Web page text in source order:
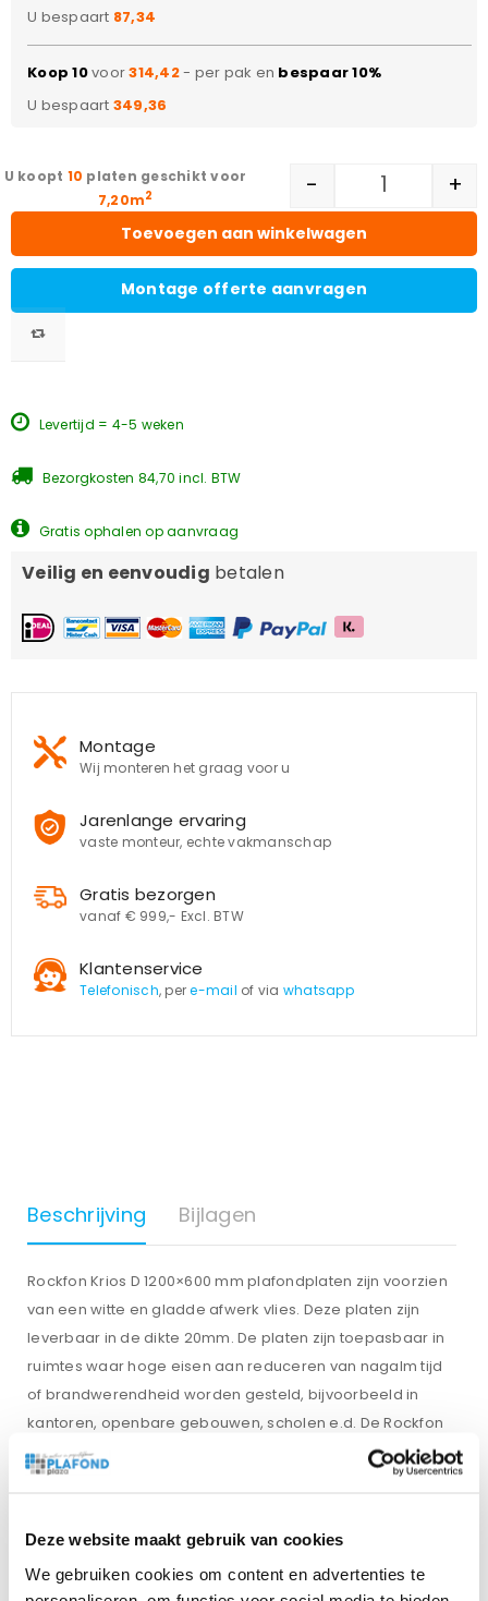
Deze website maakt gebruik van cookies
We gebruiken cookies om content en advertenties te
U bespaart 87,34
Koop 10voor314,42- per pak en bespaar 10%
U bespaart 349,36
- +
Toevoegen aan winkelwagen
Montage offerte aanvragen
10 platen geschikt voor
7,20m2
Levertijd = 4-5 weken
Bezorgkosten 84,70 incl. BTW
Gratis ophalen op aanvraag
Veilig en eenvoudig betalen
Montage
Wij monteren het graag voor u
Jarenlange ervaring
vaste monteur, echte vakmanschap
Gratis bezorgen
vanaf € 999,- Excl. BTW
Klantenservice
Telefonisch, pere-mail of via whatsapp
Beschrijving Bijlagen
Rockfon Krios D 1200×600 mm plafondplaten zijn voorzien
van een witte en gladde afwerk vlies. Deze platen zijn
leverbaar in de dikte 20mm. De platen zijn toepasbaar in
ruimtes waar hoge eisen aan reduceren van nagalm tijd
of brandwerendheid worden gesteld, bijvoorbeeld in
kantoren, openbare gebouwen, scholen e.d. De Rockfon
Krios D platen hebben een verdekt uitneembare
afwerking waardoor het systeemprofiel niet zichtbaar is
plafondplaten uitneembaar zijn lever je niet in op
gebruiksgemak. Zo kun je makkelijk platen eruit halen om
toegang te krijgen tot kabels en leidingen boven het